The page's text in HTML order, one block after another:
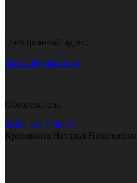
Электронный адрес:
gazeta.i@yandex.ru
Обозреватель:
8(383-43) 7-90-60
Кривякина Наталья Николаевна